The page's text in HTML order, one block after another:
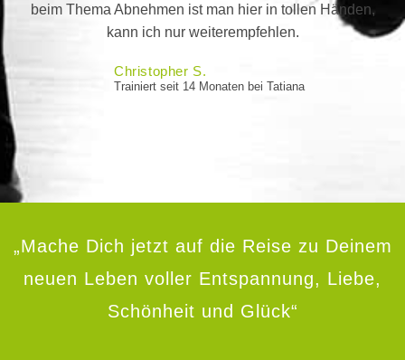
beim Thema Abnehmen ist man hier in tollen Händen,
kann ich nur weiterempfehlen.
Christopher S.
Trainiert seit 14 Monaten bei Tatiana
„Mache Dich jetzt auf die Reise zu Deinem
neuen Leben voller Entspannung, Liebe,
Schönheit und Glück“